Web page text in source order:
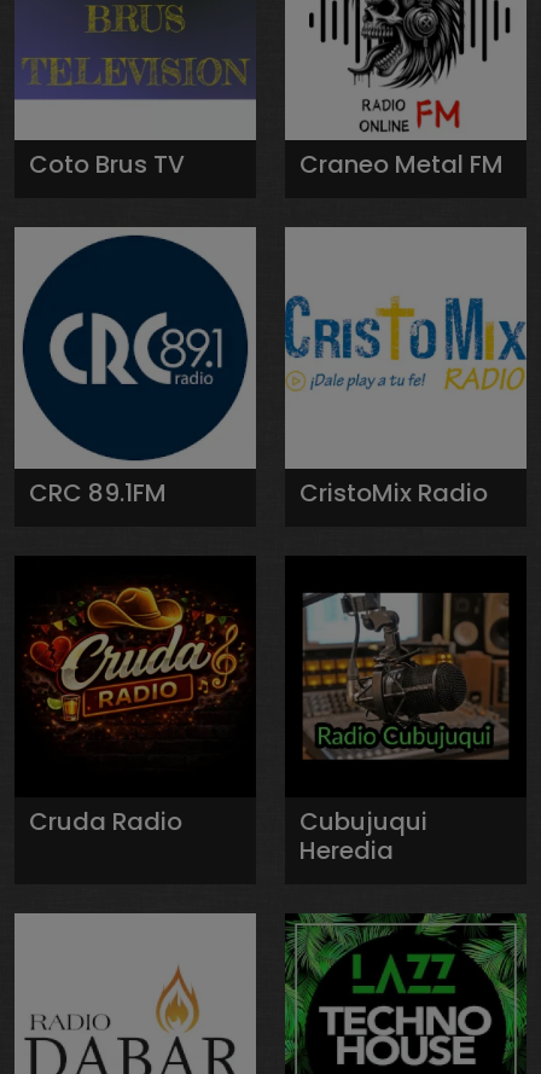
Coto Brus TV Craneo Metal FM
CRC 89.1FM CristoMix Radio
Cruda Radio
Cubujuqui
Heredia